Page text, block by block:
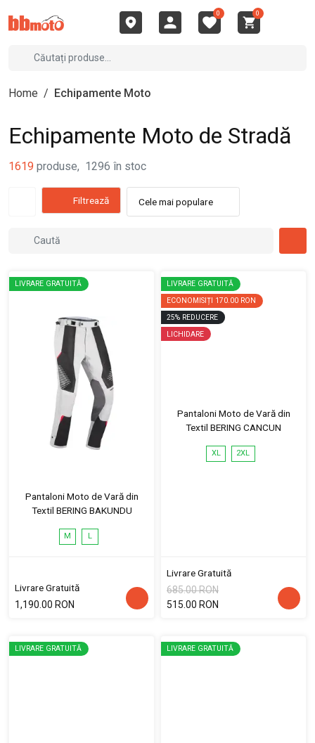
0 0
Home / Echipamente Moto
Echipamente Moto de Stradă
1619 produse, 1296 în stoc
Filtrează Cele mai populare
LIVRARE GRATUITĂ
Pantaloni Moto de Vară din
Textil BERING BAKUNDU
M L
Livrare Gratuită
1,190.00 RON
LIVRARE GRATUITĂ
ECONOMISIȚI 170.00 RON
25% REDUCERE
LICHIDARE
Pantaloni Moto de Vară din
Textil BERING CANCUN
XL 2XL
Livrare Gratuită
685.00 RON
515.00 RON
LIVRARE GRATUITĂ LIVRARE GRATUITĂ